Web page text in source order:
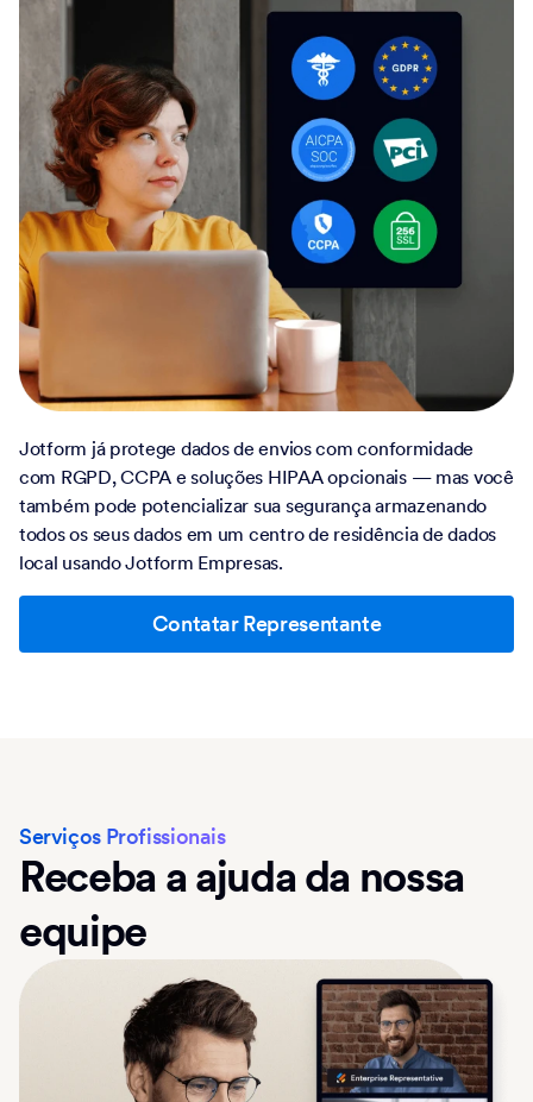
Jotform já protege dados de envios com conformidade
com RGPD, CCPA e soluções HIPAA opcionais — mas você
também pode potencializar sua segurança armazenando
todos os seus dados em um centro de residência de dados
local usando Jotform Empresas.
Contatar Representante
Serviços Profissionais
Receba a ajuda da nossa
equipe